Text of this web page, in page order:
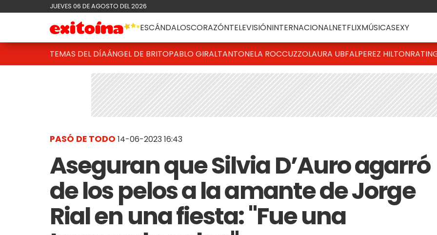
JUEVES 06 DE AGOSTO DEL 2026
ESCÁNDALOSCORAZÓNTELEVISIÓNINTERNACIONALNETFLIXMÚSICASEXY
TEMAS DEL DÍAÁNGEL DE BRITOPABLO GIRALTANTONELA ROCCUZZOLAURA UBFALPEREZ HILTON
PASÓ DE TODO 14-06-2023 16:43
Aseguran que Silvia D’Auro agarró
de los pelos a la amante de Jorge
Rial en una fiesta: "Fue una